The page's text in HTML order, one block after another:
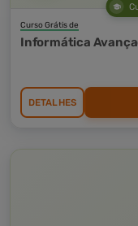
Curso Grátis de
Informática
DETALHES